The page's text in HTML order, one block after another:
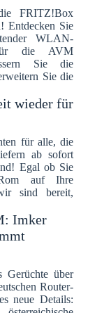
FRITZ!Box
Entdecken Sie
WLAN-
für die AVM
Sie die
Sie die
wieder für
für alle, die
ab sofort
Egal ob Sie
auf Ihre
sind bereit,
Imker
Gerüchte über
Router-
neue Details: